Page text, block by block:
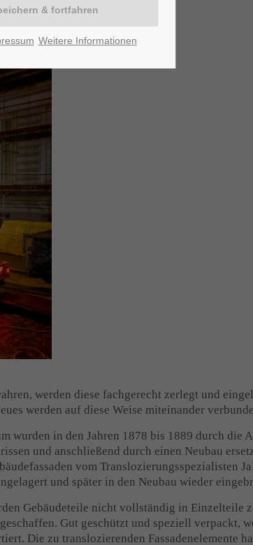
werden diese fachgerecht zerlegt und
werden auf diese Weise miteinander
wurden in den Jahren 1878 bis 1889 durch die
und anschließend durch einen Neubau
vom Translozierungsspezialisten
und später in den Neubau wieder
Gebäudeteile nicht vollständig in Einzelteile
Gut geschützt und speziell verpackt,
Die zu translozierenden Fassadenelemente
Weitere Informationen